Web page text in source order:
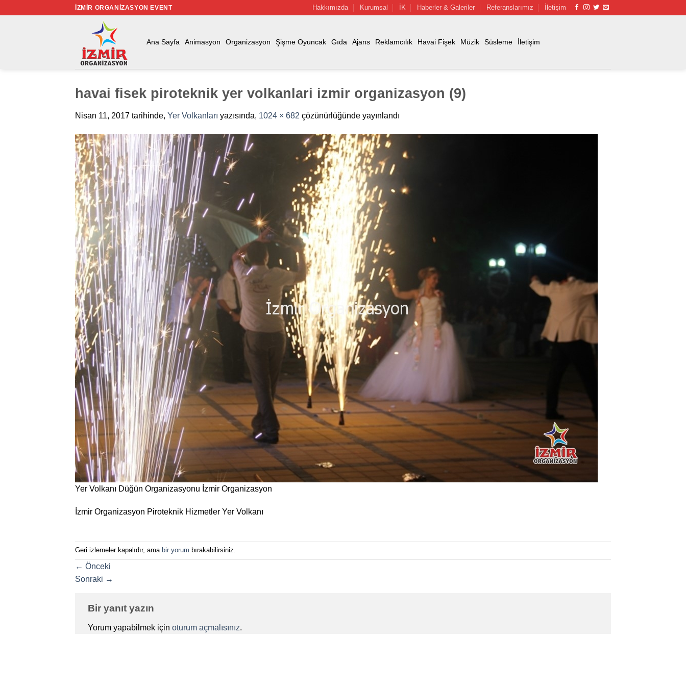
İZMIR ORGANIZASYON EVENT Hakkımızda Kurumsal İK Haberler & Galeriler Referanslarımız İletişim
Ana Sayfa Animasyon Organizasyon Şişme Oyuncak Gıda Ajans Reklamcılık Havai Fişek Müzik Süsleme İletişim
havai fisek piroteknik yer volkanlari izmir organizasyon (9)
Nisan 11, 2017 tarihinde, Yer Volkanları yazısında, 1024 × 682 çözünürlüğünde yayınlandı
Yer Volkanı Düğün Organizasyonu İzmir Organizasyon
İzmir Organizasyon Piroteknik Hizmetler Yer Volkanı
Geri izlemeler kapalıdır, ama bir yorum bırakabilirsiniz.
← Önceki
Sonraki →
Bir yanıt yazın
Yorum yapabilmek için oturum açmalısınız.